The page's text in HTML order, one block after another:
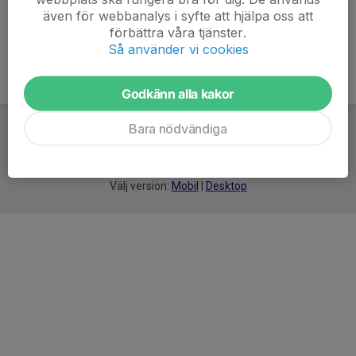
Välj version: Mobil Desktop
även för webbanalys i syfte att hjälpa oss att
förbättra våra tjänster.
Så använder vi cookies
Godkänn alla kakor
Bara nödvändiga